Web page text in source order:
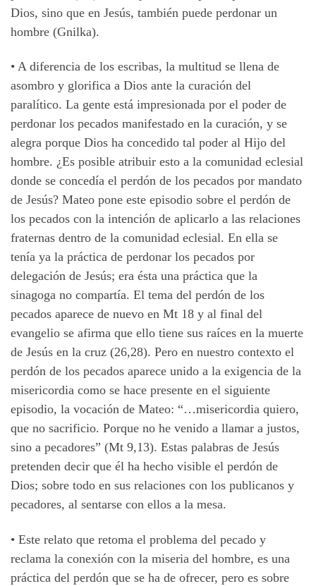
Dios, sino que en Jesús, también puede perdonar un
hombre (Gnilka).
• A diferencia de los escribas, la multitud se llena de
asombro y glorifica a Dios ante la curación del
paralítico. La gente está impresionada por el poder de
perdonar los pecados manifestado en la curación, y se
alegra porque Dios ha concedido tal poder al Hijo del
hombre. ¿Es posible atribuir esto a la comunidad eclesial
donde se concedía el perdón de los pecados por mandato
de Jesús? Mateo pone este episodio sobre el perdón de
los pecados con la intención de aplicarlo a las relaciones
fraternas dentro de la comunidad eclesial. En ella se
tenía ya la práctica de perdonar los pecados por
delegación de Jesús; era ésta una práctica que la
sinagoga no compartía. El tema del perdón de los
pecados aparece de nuevo en Mt 18 y al final del
evangelio se afirma que ello tiene sus raíces en la muerte
de Jesús en la cruz (26,28). Pero en nuestro contexto el
perdón de los pecados aparece unido a la exigencia de la
misericordia como se hace presente en el siguiente
episodio, la vocación de Mateo: “…misericordia quiero,
que no sacrificio. Porque no he venido a llamar a justos,
sino a pecadores” (Mt 9,13). Estas palabras de Jesús
pretenden decir que él ha hecho visible el perdón de
Dios; sobre todo en sus relaciones con los publicanos y
pecadores, al sentarse con ellos a la mesa.
• Este relato que retoma el problema del pecado y
reclama la conexión con la miseria del hombre, es una
práctica del perdón que se ha de ofrecer, pero es sobre